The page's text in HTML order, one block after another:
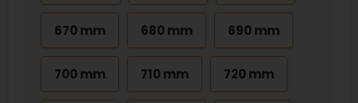
670 mm 680 mm 690 mm
700 mm 710 mm 720 mm